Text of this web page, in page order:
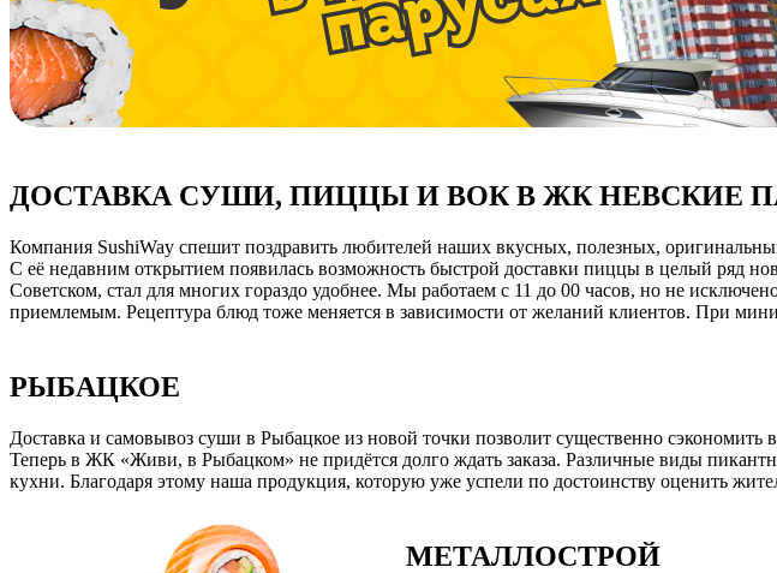
ДОСТАВКА СУШИ, ПИЦЦЫ И ВОК В ЖК НЕВСКИЕ
Компания SushiWay спешит поздравить любителей наших вкусных, полезных,
С её недавним открытием появилась возможность быстрой доставки пиццы в целый ряд
Советском, стал для многих гораздо удобнее. Мы работаем с 11 до 00 часов, но не
приемлемым. Рецептура блюд тоже меняется в зависимости от желаний клиентов. При
РЫБАЦКОЕ
Доставка и самовывоз суши в Рыбацкое из новой точки позволит существенно
Теперь в ЖК «Живи, в Рыбацком» не придётся долго ждать заказа. Различные виды
кухни. Благодаря этому наша продукция, которую уже успели по достоинству оценить
МЕТАЛЛОСТРОЙ